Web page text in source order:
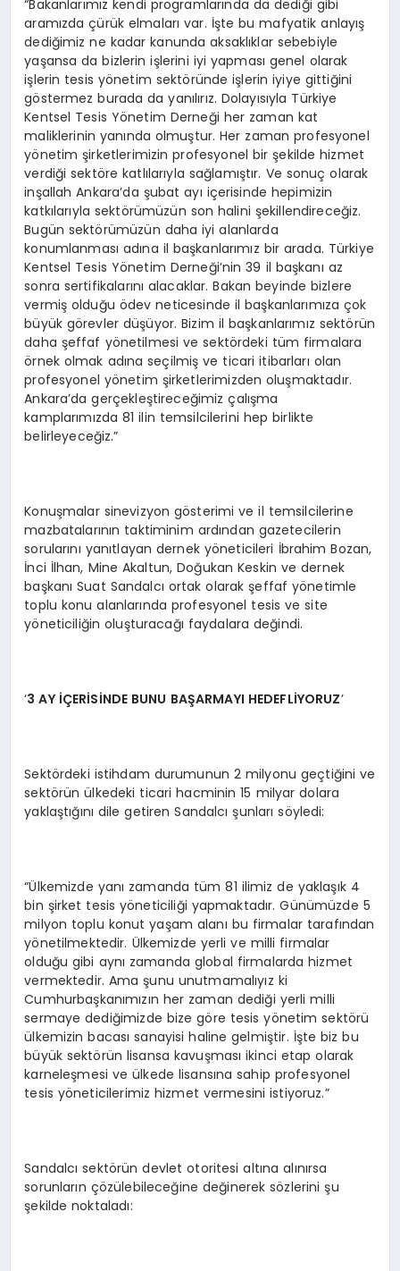
“Bakanlarımız kendi programlarında da dediği gibi
aramızda çürük elmaları var. İşte bu mafyatik anlayış
dediğimiz ne kadar kanunda aksaklıklar sebebiyle
yaşansa da bizlerin işlerini iyi yapması genel olarak
işlerin tesis yönetim sektöründe işlerin iyiye gittiğini
göstermez burada da yanılırız. Dolayısıyla Türkiye
Kentsel Tesis Yönetim Derneği her zaman kat
maliklerinin yanında olmuştur. Her zaman profesyonel
yönetim şirketlerimizin profesyonel bir şekilde hizmet
verdiği sektöre katlılarıyla sağlamıştır. Ve sonuç olarak
inşallah Ankara’da şubat ayı içerisinde hepimizin
katkılarıyla sektörümüzün son halini şekillendireceğiz.
Bugün sektörümüzün daha iyi alanlarda
konumlanması adına il başkanlarımız bir arada. Türkiye
Kentsel Tesis Yönetim Derneği’nin 39 il başkanı az
sonra sertifikalarını alacaklar. Bakan beyinde bizlere
vermiş olduğu ödev neticesinde il başkanlarımıza çok
büyük görevler düşüyor. Bizim il başkanlarımız sektörün
daha şeffaf yönetilmesi ve sektördeki tüm firmalara
örnek olmak adına seçilmiş ve ticari itibarları olan
profesyonel yönetim şirketlerimizden oluşmaktadır.
Ankara’da gerçekleştireceğimiz çalışma
kamplarımızda 81 ilin temsilcilerini hep birlikte
belirleyeceğiz.”
Konuşmalar sinevizyon gösterimi ve il temsilcilerine
mazbatalarının taktiminim ardından gazetecilerin
sorularını yanıtlayan dernek yöneticileri İbrahim Bozan,
İnci İlhan, Mine Akaltun, Doğukan Keskin ve dernek
başkanı Suat Sandalcı ortak olarak şeffaf yönetimle
toplu konu alanlarında profesyonel tesis ve site
yöneticiliğin oluşturacağı faydalara değindi.
‘3 AY İÇERİSİNDE BUNU BAŞARMAYI HEDEFLİYORUZ’
Sektördeki istihdam durumunun 2 milyonu geçtiğini ve
sektörün ülkedeki ticari hacminin 15 milyar dolara
yaklaştığını dile getiren Sandalcı şunları söyledi:
“Ülkemizde yanı zamanda tüm 81 ilimiz de yaklaşık 4
bin şirket tesis yöneticiliği yapmaktadır. Günümüzde 5
milyon toplu konut yaşam alanı bu firmalar tarafından
yönetilmektedir. Ülkemizde yerli ve milli firmalar
olduğu gibi aynı zamanda global firmalarda hizmet
vermektedir. Ama şunu unutmamalıyız ki
Cumhurbaşkanımızın her zaman dediği yerli milli
sermaye dediğimizde bize göre tesis yönetim sektörü
ülkemizin bacası sanayisi haline gelmiştir. İşte biz bu
büyük sektörün lisansa kavuşması ikinci etap olarak
karneleşmesi ve ülkede lisansına sahip profesyonel
tesis yöneticilerimiz hizmet vermesini istiyoruz.”
Sandalcı sektörün devlet otoritesi altına alınırsa
sorunların çözülebileceğine değinerek sözlerini şu
şekilde noktaladı: